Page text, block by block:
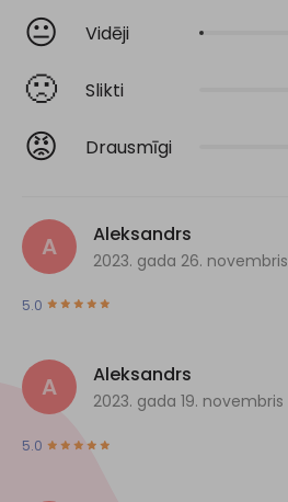
😐 Vidēji
🙁 Slikti
😡 Drausmīgi
A Aleksandrs
2023. gada 26. novembris
5.0
A Aleksandrs
2023. gada 19. novembris
5.0